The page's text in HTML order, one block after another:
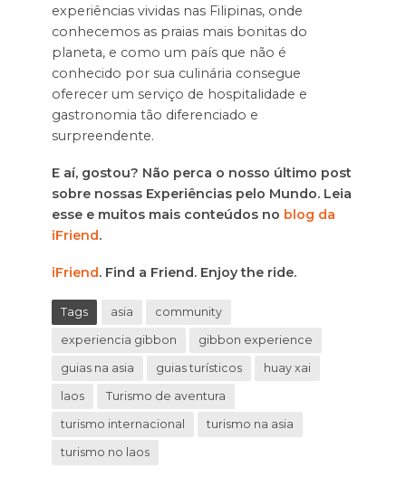
experiências vividas nas Filipinas, onde
conhecemos as praias mais bonitas do
planeta, e como um país que não é
conhecido por sua culinária consegue
oferecer um serviço de hospitalidade e
gastronomia tão diferenciado e
surpreendente.
E aí, gostou? Não perca o nosso último post
sobre nossas Experiências pelo Mundo. Leia
esse e muitos mais conteúdos no blog da
iFriend.
iFriend. Find a Friend. Enjoy the ride.
Tags asia community
experiencia gibbon gibbon experience
guias na asia guias turísticos huay xai
laos Turismo de aventura
turismo internacional turismo na asia
turismo no laos